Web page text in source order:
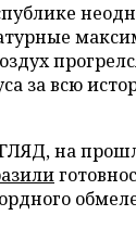
за всю
на